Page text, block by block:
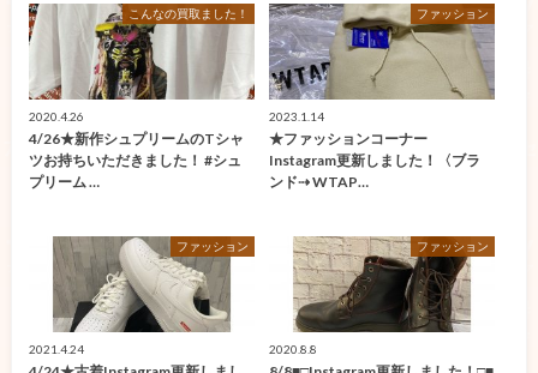
こんなの買取ました！
2020.4.26
4/26★新作シュプリームのTシャ
ツお持ちいただきました！ #シュ
プリーム …
ファッション
2023.1.14
★ファッションコーナー
Instagram更新しました！〈ブラ
ンド⇢ WTAP…
ファッション
2021.4.24
ファッション
2020.8.8